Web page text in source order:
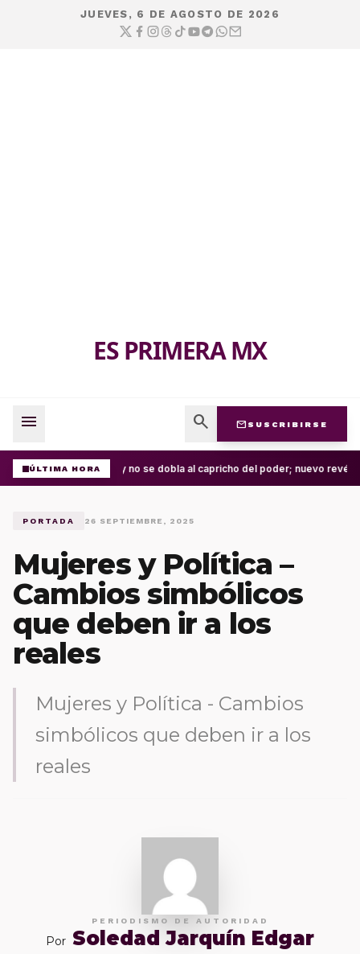
JUEVES, 6 DE AGOSTO DE 2026
ES PRIMERA MX
menu search mail SUSCRIBIRSE
ÚLTIMA HORALa ley no se dobla al capricho del poder; nuevo revés
PORTADA 26 SEPTIEMBRE, 2025
Mujeres y Política –
Cambios simbólicos
que deben ir a los
reales
Mujeres y Política - Cambios
simbólicos que deben ir a los
reales
PERIODISMO DE AUTORIDAD
Por Soledad Jarquín Edgar